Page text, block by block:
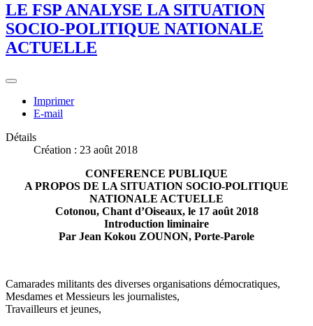
LE FSP ANALYSE LA SITUATION
SOCIO-POLITIQUE NATIONALE
ACTUELLE
Imprimer
E-mail
Détails
Création : 23 août 2018
CONFERENCE PUBLIQUE
A PROPOS DE LA SITUATION SOCIO-POLITIQUE
NATIONALE ACTUELLE
Cotonou, Chant d’Oiseaux, le 17 août 2018
Introduction liminaire
Par Jean Kokou ZOUNON, Porte-Parole
Camarades militants des diverses organisations démocratiques,
Mesdames et Messieurs les journalistes,
Travailleurs et jeunes,